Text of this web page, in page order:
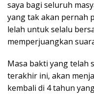
saya bagi seluruh
yang tak akan pernah
lelah untuk selalu
memperjuangkan
Masa bakti yang telah
terakhir ini, akan
kembali di 4 tahun